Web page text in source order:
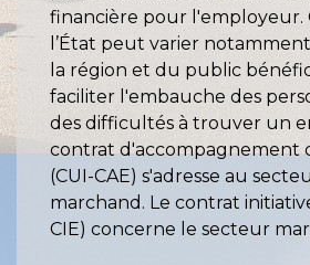
financière pour l'employeur.
l’État peut varier
la région et du public
faciliter l'embauche des
des difficultés à trouver un
contrat d'accompagnement
(CUI-CAE) s'adresse au
marchand. Le contrat
CIE) concerne le secteur